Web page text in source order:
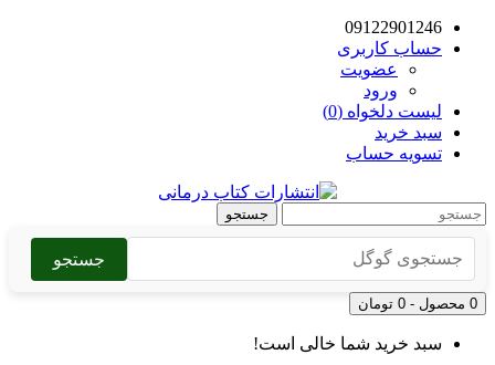
09122901246
حساب کاربری
عضویت
ورود
لیست دلخواه (0)
سبد خرید
تسویه حساب
جستجو
جستجو
0 محصول - 0 تومان
سبد خرید شما خالی است!